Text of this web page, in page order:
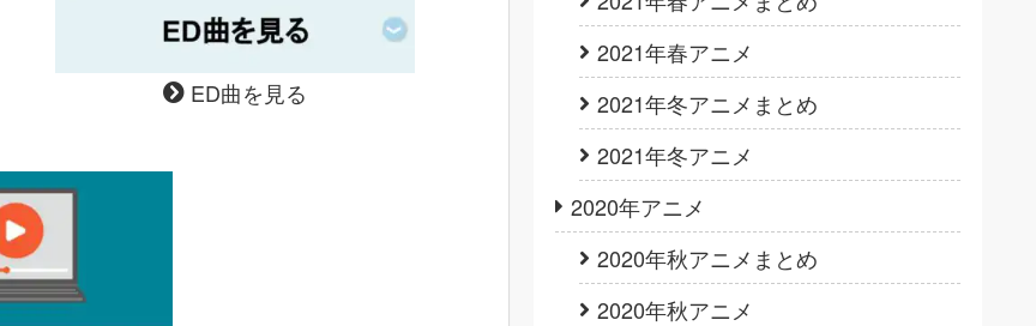
ED曲を見る
2021年春アニメ
2021年冬アニメまとめ
2021年冬アニメ
2020年アニメ
2020年秋アニメまとめ
2020年秋アニメ